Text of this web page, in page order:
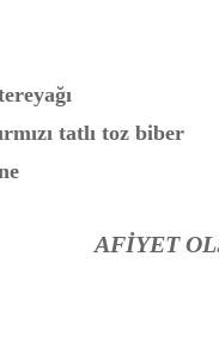
tatlı toz biber
AFİYET